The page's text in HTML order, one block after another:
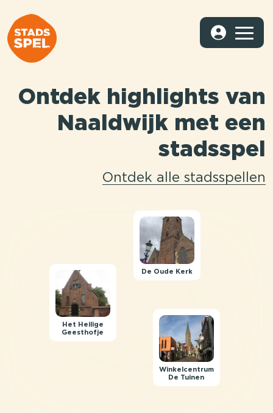
Ontdek highlights van
Naaldwijk met een
stadsspel
Ontdek alle stadsspellen
De Oude Kerk
Het Heilige
Geesthofje
Winkelcentrum
De Tuinen